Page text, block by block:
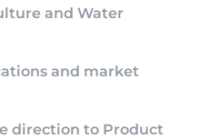
and Water
and market
direction to Product